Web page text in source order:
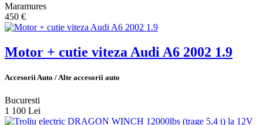
Maramures
450 €
Motor + cutie viteza Audi A6 2002 1.9
Accesorii Auto / Alte accesorii auto
Bucuresti
1 100 Lei